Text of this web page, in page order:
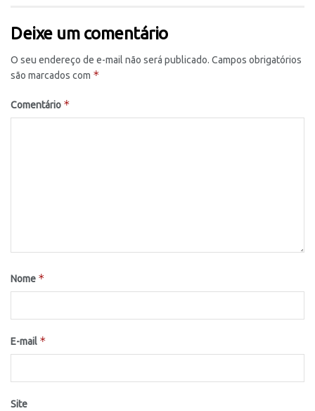
Deixe um comentário
O seu endereço de e-mail não será publicado. Campos obrigatórios
são marcados com *
Comentário *
Nome *
E-mail *
Site